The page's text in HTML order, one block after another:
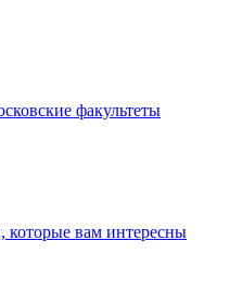
факультеты
которые вам интересны